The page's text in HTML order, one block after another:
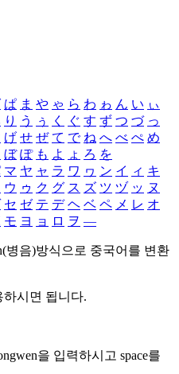
ぱ ま や ゃ ら わ ゎ ん い ぃ
り う ぅ く ぐ す ず つ づ っ
げ せ ぜ て で ね へ べ ぺ め
ぼ ぽ も よ ょ ろ を
マ ヤ ャ ラ ワ ヮ ン イ ィ キ
ウ ゥ ク グ ス ズ ツ ヅ ッ ヌ
セ ゼ テ デ ヘ ベ ペ メ レ オ
モ ヨ ョ ロ ヲ ―
병음)방식으로 중국어를 변환
시면 됩니다.
을 입력하시고 space를